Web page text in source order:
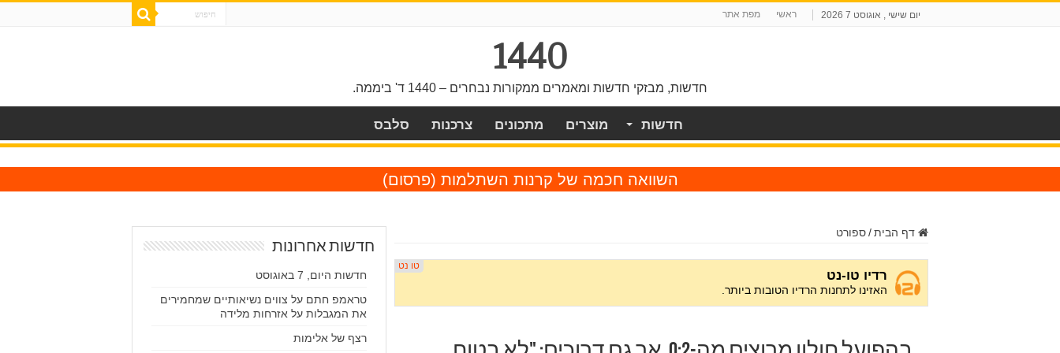
יום שישי , אוגוסט 7 2026 ראשי מפת אתר
1440
חדשות, מבזקי חדשות ומאמרים ממקורות נבחרים – 1440 ד' ביממה.
חדשות מוצרים מתכונים צרכנות סלבס
השוואה חכמה של קרנות השתלמות (פרסום)
דף הבית/ספורט
חדשות אחרונות
חדשות היום, 7 באוגוסט
טראמפ חתם על צווים נשיאותיים שמחמירים
את המגבלות על אזרחות מלידה
רצף של אלימות